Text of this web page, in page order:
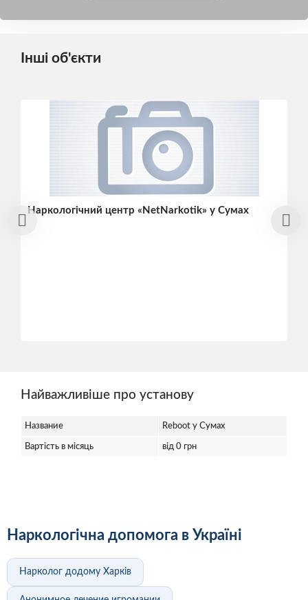
Інші об'єкти
Наркологічний центр «NetNarkotik» у Сумах
Найважливіше про установу
Название Reboot у Сумах
Вартість в місяць від 0 грн
Наркологічна допомога в Україні
Нарколог додому Харків